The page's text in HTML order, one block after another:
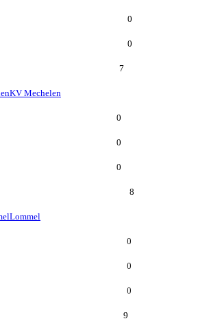
0
0
7
KV Mechelen
0
0
0
8
Lommel
0
0
0
9